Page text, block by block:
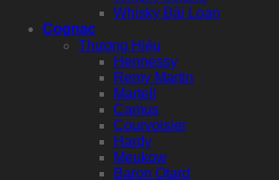
Whisky Đài Loan
Cognac
Thương Hiệu
Hennessy
Remy Martin
Martell
Camus
Courvoisier
Hardy
Meukow
Baron Otard